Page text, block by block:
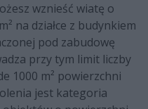
wznieść wiatę o
na działce z budynkiem
pod zabudowę
przy tym limit liczby
1000 m² powierzchni
jest kategoria